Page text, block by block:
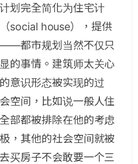
划完全简化为住宅计
social house），提供
都市规划当然不仅只
的事情。建筑师太关心
意识形态被实现的过
空间，比如说一般人住
部都被排除在他的考虑
，其他的社会空间就被
买房子不会敢要一个三